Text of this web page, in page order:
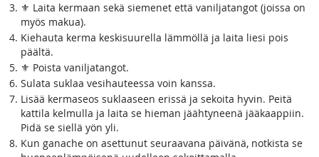
⚜️ Laita kermaan sekä siemenet että vaniljatangot (joissa on
myös makua).
Kiehauta kerma keskisuurella lämmöllä ja laita liesi pois
päältä.
⚜️ Poista vaniljatangot.
Sulata suklaa vesihauteessa voin kanssa.
Lisää kermaseos suklaaseen erissä ja sekoita hyvin. Peitä
kattila kelmulla ja laita se hieman jäähtyneenä jääkaappiin.
Pidä se siellä yön yli.
Kun ganache on asettunut seuraavana päivänä, notkista se